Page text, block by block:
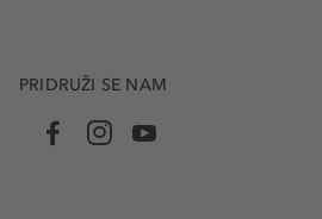
PRIDRUŽI SE NAM